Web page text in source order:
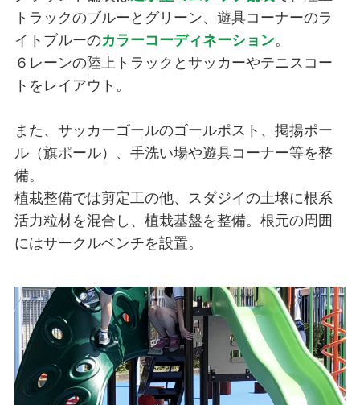
トラックのブルーとグリーン、遊具コーナーのラ
イトブルーのカラーコーディネーション。
６レーンの陸上トラックとサッカーやテニスコー
トをレイアウト。
また、サッカーゴールのゴールポスト、掲揚ポー
ル（旗ポール）、手洗い場や遊具コーナー等を整
備。
植栽整備では剪定工の他、スダジイの土壌に根系
活力粒材を混合し、植栽基盤を整備。根元の周囲
にはサークルベンチを設置。